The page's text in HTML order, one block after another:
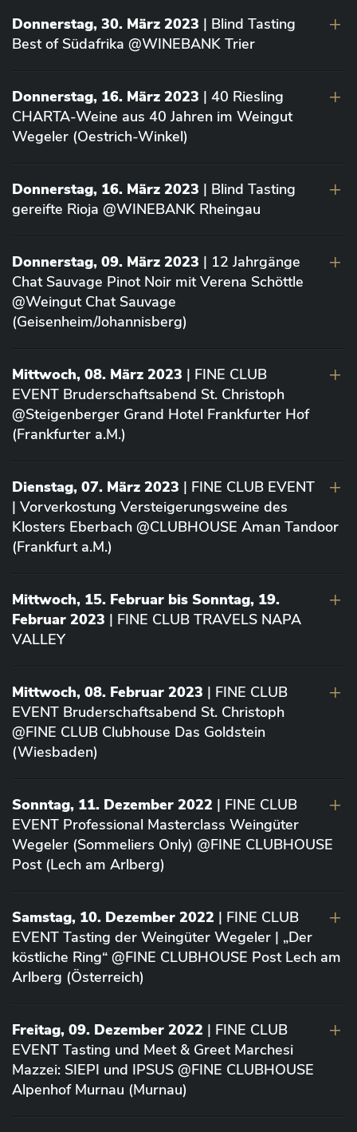
Donnerstag, 30. März 2023 | Blind Tasting
Best of Südafrika @WINEBANK Trier
Donnerstag, 16. März 2023 | 40 Riesling
CHARTA-Weine aus 40 Jahren im Weingut
Wegeler (Oestrich-Winkel)
Donnerstag, 16. März 2023 | Blind Tasting
gereifte Rioja @WINEBANK Rheingau
Donnerstag, 09. März 2023 | 12 Jahrgänge
Chat Sauvage Pinot Noir mit Verena Schöttle
@Weingut Chat Sauvage
(Geisenheim/Johannisberg)
Mittwoch, 08. März 2023 | FINE CLUB
EVENT Bruderschaftsabend St. Christoph
@Steigenberger Grand Hotel Frankfurter Hof
(Frankfurter a.M.)
Dienstag, 07. März 2023 | FINE CLUB EVENT
| Vorverkostung Versteigerungsweine des
Klosters Eberbach @CLUBHOUSE Aman Tandoor
(Frankfurt a.M.)
Mittwoch, 15. Februar bis Sonntag, 19.
Februar 2023 | FINE CLUB TRAVELS NAPA
VALLEY
Mittwoch, 08. Februar 2023 | FINE CLUB
EVENT Bruderschaftsabend St. Christoph
@FINE CLUB Clubhouse Das Goldstein
(Wiesbaden)
Sonntag, 11. Dezember 2022 | FINE CLUB
EVENT Professional Masterclass Weingüter
Wegeler (Sommeliers Only) @FINE CLUBHOUSE
Post (Lech am Arlberg)
Samstag, 10. Dezember 2022 | FINE CLUB
EVENT Tasting der Weingüter Wegeler | „Der
köstliche Ring“ @FINE CLUBHOUSE Post Lech am
Arlberg (Österreich)
Freitag, 09. Dezember 2022 | FINE CLUB
EVENT Tasting und Meet & Greet Marchesi
Mazzei: SIEPI und IPSUS @FINE CLUBHOUSE
Alpenhof Murnau (Murnau)